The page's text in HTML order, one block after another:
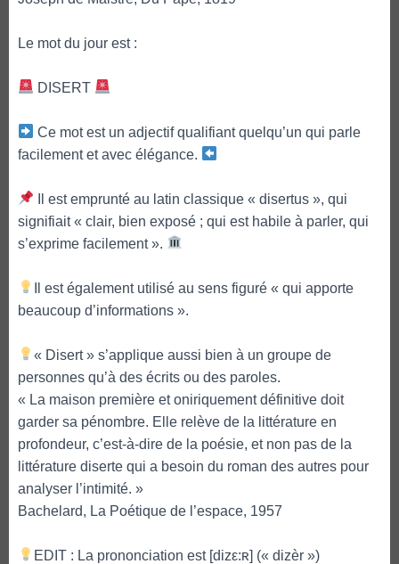
Le mot du jour est :
DISERT
Ce mot est un adjectif qualifiant quelqu’un qui parle
facilement et avec élégance.
Il est emprunté au latin classique « disertus », qui
signifiait « clair, bien exposé ; qui est habile à parler, qui
s’exprime facilement ».
Il est également utilisé au sens figuré « qui apporte
beaucoup d’informations ».
« Disert » s’applique aussi bien à un groupe de
personnes qu’à des écrits ou des paroles.
« La maison première et oniriquement définitive doit
garder sa pénombre. Elle relève de la littérature en
profondeur, c’est-à-dire de la poésie, et non pas de la
littérature diserte qui a besoin du roman des autres pour
analyser l’intimité. »
Bachelard, La Poétique de l’espace, 1957
EDIT : La prononciation est [dizε:ʀ] (« dizèr »)